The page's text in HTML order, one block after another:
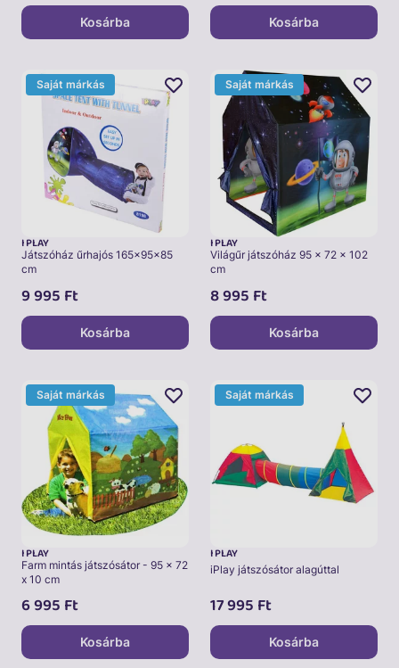
Kosárba Kosárba
Saját márkás
I PLAY
Játszóház űrhajós 165x95x85
cm
9 995 Ft
Kosárba
Saját márkás
I PLAY
Világűr játszóház 95 x 72 x 102
cm
8 995 Ft
Kosárba
Saját márkás
I PLAY
Farm mintás játszósátor - 95 x 72
x 10 cm
6 995 Ft
Kosárba
Saját márkás
I PLAY
iPlay játszósátor alagúttal
17 995 Ft
Kosárba